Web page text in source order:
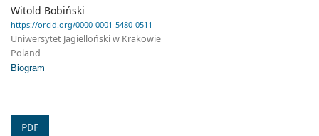
Witold Bobiński
https://orcid.org/0000-0001-5480-0511
Uniwersytet Jagielloński w Krakowie
Poland
Biogram
PDF